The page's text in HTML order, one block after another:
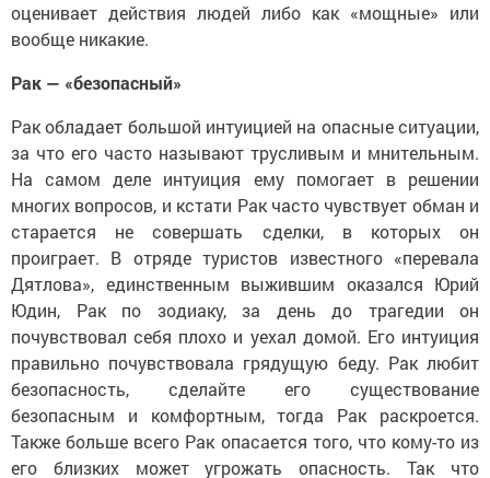
оценивает действия людей либо как «мощные» или
вообще никакие.
Рак — «безопасный»
Рак обладает большой интуицией на опасные ситуации,
за что его часто называют трусливым и мнительным.
На самом деле интуиция ему помогает в решении
многих вопросов, и кстати Рак часто чувствует обман и
старается не совершать сделки, в которых он
проиграет. В отряде туристов известного «перевала
Дятлова», единственным выжившим оказался Юрий
Юдин, Рак по зодиаку, за день до трагедии он
почувствовал себя плохо и уехал домой. Его интуиция
правильно почувствовала грядущую беду. Рак любит
безопасность, сделайте его существование
безопасным и комфортным, тогда Рак раскроется.
Также больше всего Рак опасается того, что кому-то из
его близких может угрожать опасность. Так что